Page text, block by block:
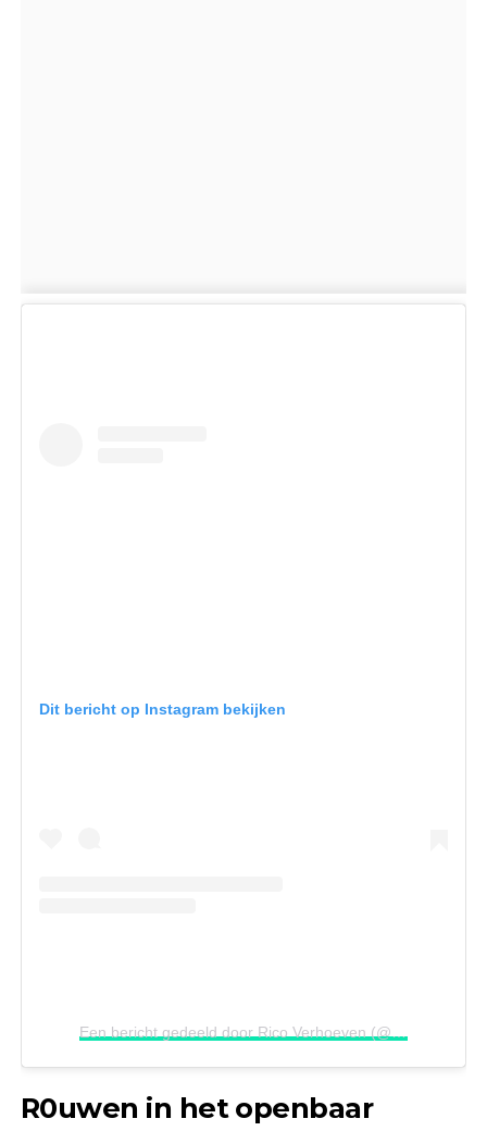
Dit bericht op Instagram bekijken
R0uwen in het openbaar